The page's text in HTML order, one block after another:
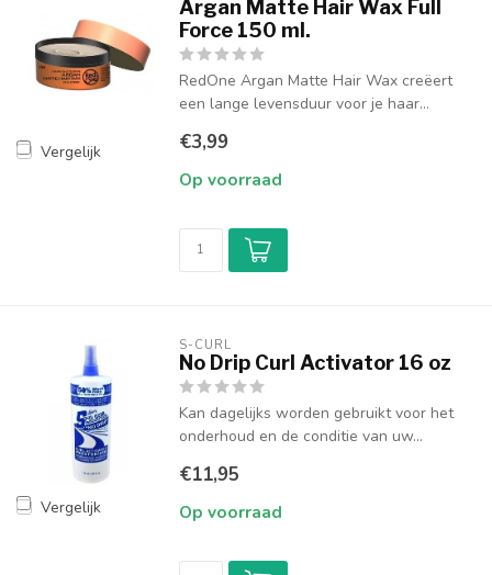
Vergelijk
Argan Matte Hair Wax Full
Force 150 ml.
RedOne Argan Matte Hair Wax creëert
een lange levensduur voor je haar...
€3,99
Op voorraad
Vergelijk
S-CURL
No Drip Curl Activator 16 oz
Kan dagelijks worden gebruikt voor het
onderhoud en de conditie van uw...
€11,95
Op voorraad